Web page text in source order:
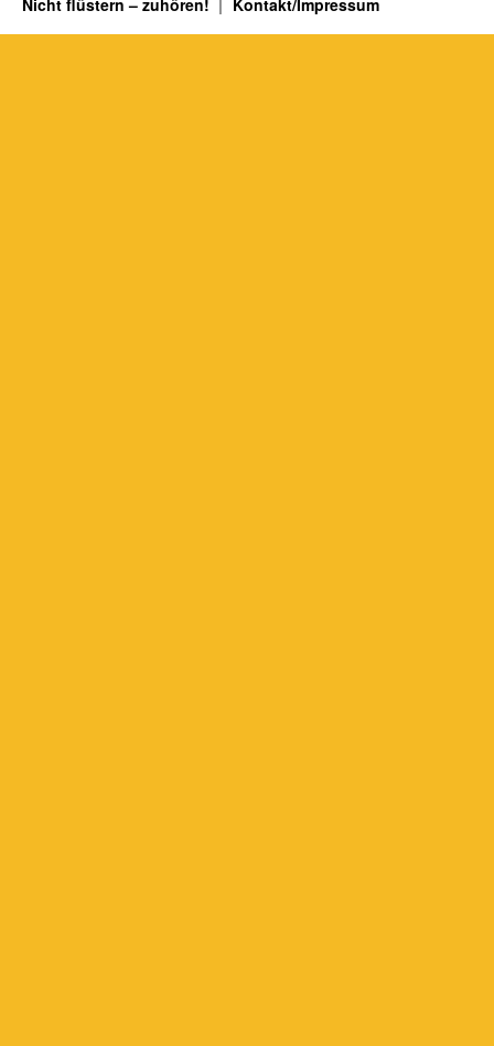
Nicht flüstern – zuhören! Kontakt/Impressum